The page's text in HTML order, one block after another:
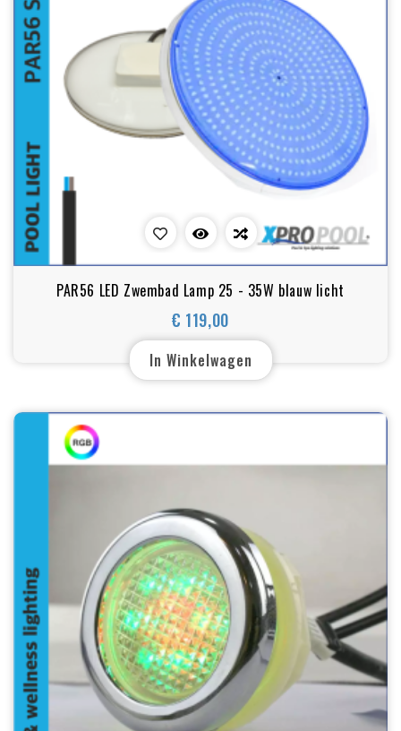
PAR56 LED Zwembad Lamp 25 - 35W blauw licht
€ 119,00
Prijs
In Winkelwagen